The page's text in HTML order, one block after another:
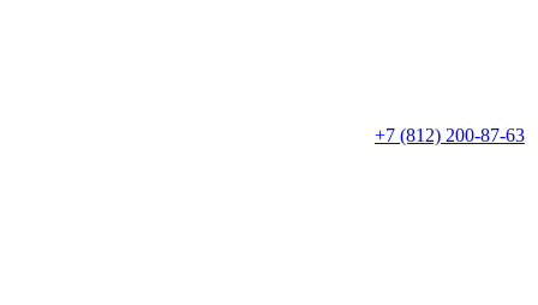
+7 (812) 200-87-63